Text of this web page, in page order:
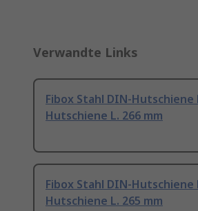
Verwandte Links
Fibox Stahl DIN-Hutschiene
Hutschiene L. 266 mm
Fibox Stahl DIN-Hutschiene
Hutschiene L. 265 mm